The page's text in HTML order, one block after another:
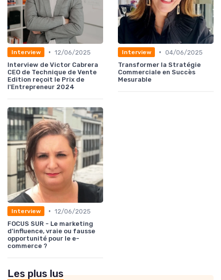
Interview • 12/06/2025
Interview de Victor Cabrera
CEO de Technique de Vente
Edition reçoit le Prix de
l'Entrepreneur 2024
Interview • 04/06/2025
Transformer la Stratégie
Commerciale en Succès
Mesurable
Interview • 12/06/2025
FOCUS SUR - Le marketing
d'influence, vraie ou fausse
opportunité pour le e-
commerce ?
Les plus lus